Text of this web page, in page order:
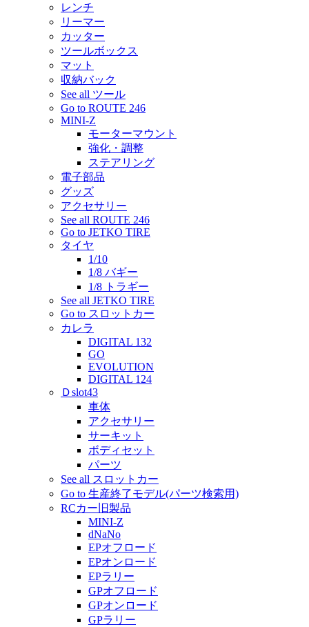
レンチ
リーマー
カッター
ツールボックス
マット
収納バック
See all ツール
Go to ROUTE 246
MINI-Z
モーターマウント
強化・調整
ステアリング
電子部品
グッズ
アクセサリー
See all ROUTE 246
Go to JETKO TIRE
タイヤ
1/10
1/8 バギー
1/8 トラギー
See all JETKO TIRE
Go to スロットカー
カレラ
DIGITAL 132
GO
EVOLUTION
DIGITAL 124
Ｄslot43
車体
アクセサリー
サーキット
ボディセット
パーツ
See all スロットカー
Go to 生産終了モデル(パーツ検索用)
RCカー旧製品
MINI-Z
dNaNo
EPオフロード
EPオンロード
EPラリー
GPオフロード
GPオンロード
GPラリー